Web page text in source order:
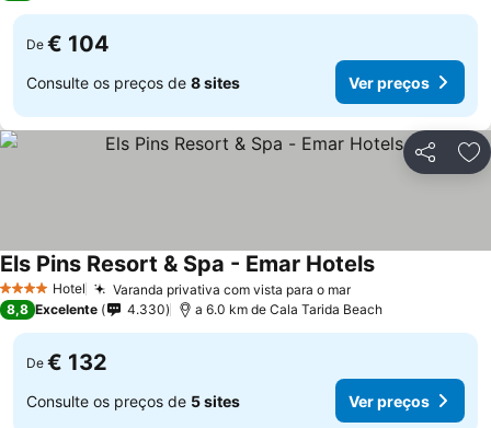
De € 104
Consulte os preços de 8 sites Ver preços
Partilhar
4 EstrelasHotel Varanda privativa com vista para o marVer preços
Els Pins Resort & Spa - Emar HotelsVer preços
8,8 Excelente 4.330 a 6.0 km de Cala Tarida Beach
De € 132
Consulte os preços de 5 sites Ver preços